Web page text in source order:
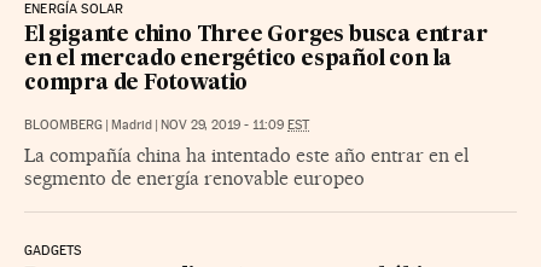
ENERGÍA SOLAR
El gigante chino Three Gorges busca entrar
en el mercado energético español con la
compra de Fotowatio
BLOOMBERG Madrid NOV 29, 2019 - 11:09 EST
La compañía china ha intentado este año entrar en el
segmento de energía renovable europeo
GADGETS